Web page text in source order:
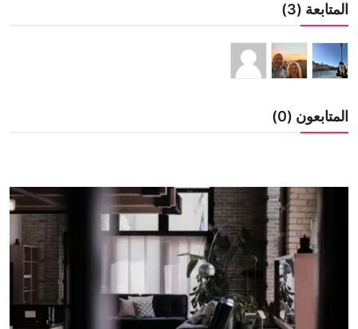
المتابعة (3)
المتابعون (0)